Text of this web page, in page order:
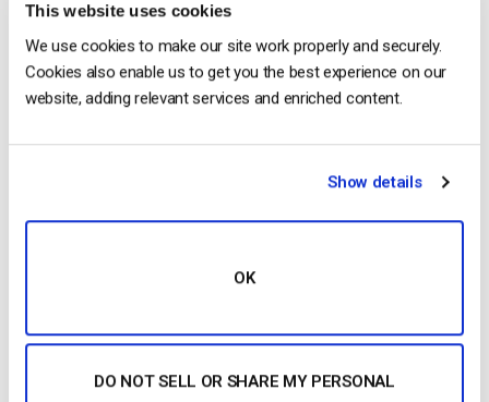
This website uses cookies
We use cookies to make our site work properly and securely.
Cookies also enable us to get you the best experience on our
website, adding relevant services and enriched content.
Show details
OK
DO NOT SELL OR SHARE MY PERSONAL
sítio Web. Também estão todos incluídos nassoluções de
transmissão em diretoda Dacast.
plataformas de vídeo
empresariais(como o Dacast) a preços acessíveis. No
funcionalidades de segurança e privacidade, muitas vezes
De facto, o mesmo aviso aplica-se à utilização da API. A
Dacast ofereceacesso a estas funcionalidades topo de